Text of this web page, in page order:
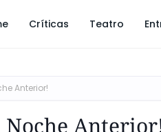
Críticas Teatro
Anterior!
Noche